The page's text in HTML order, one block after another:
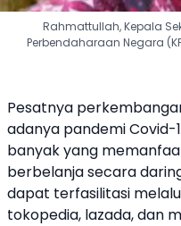
Rahmattullah, Kepala
Perbendaharaan Negara
Pesatnya
adanya pandemi
banyak yang
berbelanja secara
dapat terfasilitasi
tokopedia, lazada, dan